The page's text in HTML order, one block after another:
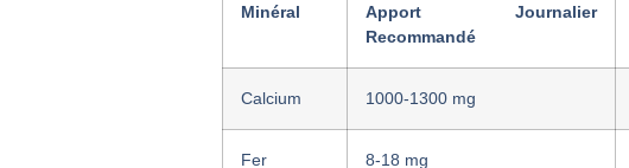
Minéral
Apport Journalier
Recommandé
Calcium 1000-1300 mg
Fer 8-18 mg